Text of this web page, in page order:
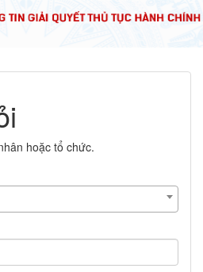
hoặc tổ chức.